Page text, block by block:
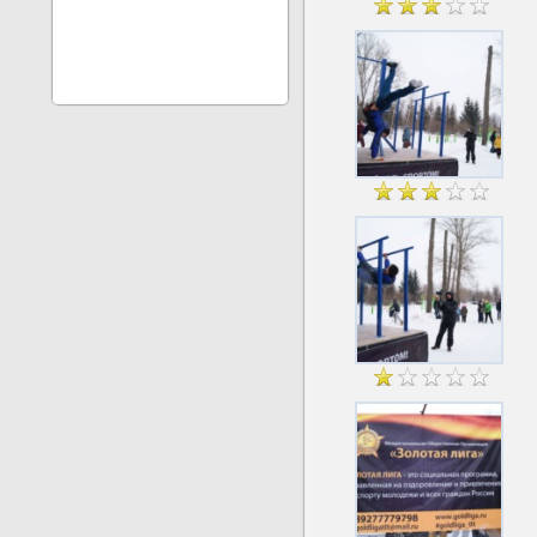
Зимняя зарядка в Тольятти